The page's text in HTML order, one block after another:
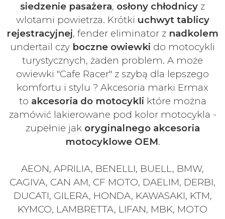
siedzenie pasażera, osłony chłodnicy z
wlotami powietrza. Krótki uchwyt tablicy
rejestracyjnej, fender eliminator z nadkolem
undertail czy boczne owiewki do motocykli
turystycznych, żaden problem. A może
owiewki "Cafe Racer" z szybą dla lepszego
komfortu i stylu ? Akcesoria marki Ermax
to akcesoria do motocykli które można
zamówić lakierowane pod kolor motocykla -
zupełnie jak oryginalnego akcesoria
motocyklowe OEM.
AEON, APRILIA, BENELLI, BUELL, BMW,
CAGIVA, CAN AM, CF MOTO, DAELIM, DERBI,
DUCATI, GILERA, HONDA, KAWASAKI, KTM,
KYMCO, LAMBRETTA, LIFAN, MBK, MOTO